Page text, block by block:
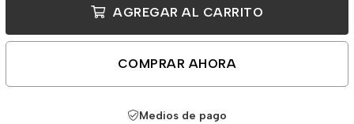
AGREGAR AL CARRITO
COMPRAR AHORA
Medios de pago